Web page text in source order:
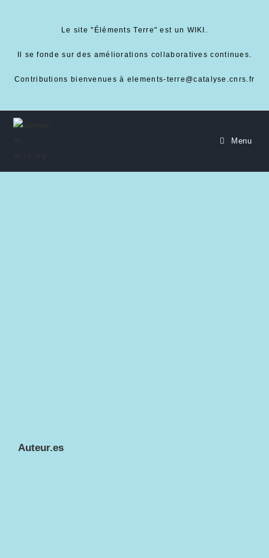
Le site "Éléments Terre" est un WIKI.
Il se fonde sur des améliorations collaboratives continues.
Contributions bienvenues à elements-terre@catalyse.cnrs.fr
Menu
Auteur.es